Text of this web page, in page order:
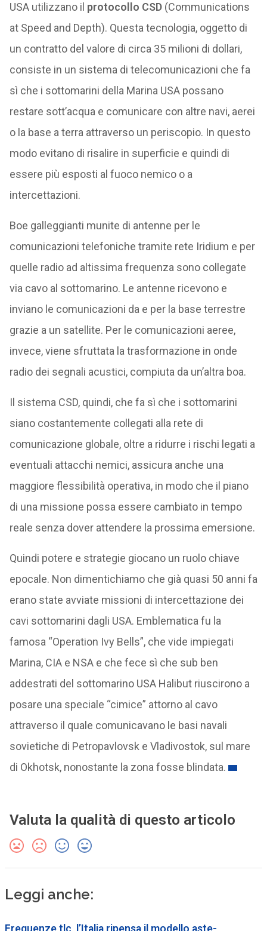
USA utilizzano il protocollo CSD(Communications
at Speed and Depth). Questa tecnologia, oggetto di
un contratto del valore di circa 35 milioni di dollari,
consiste in un sistema di telecomunicazioni che fa
sì che i sottomarini della Marina USA possano
restare sott’acqua e comunicare con altre navi, aerei
o la base a terra attraverso un periscopio. In questo
modo evitano di risalire in superficie e quindi di
essere più esposti al fuoco nemico o a
intercettazioni.
Boe galleggianti munite di antenne per le
comunicazioni telefoniche tramite rete Iridium e per
quelle radio ad altissima frequenza sono collegate
via cavo al sottomarino. Le antenne ricevono e
inviano le comunicazioni da e per la base terrestre
grazie a un satellite. Per le comunicazioni aeree,
invece, viene sfruttata la trasformazione in onde
radio dei segnali acustici, compiuta da un’altra boa.
Il sistema CSD, quindi, che fa sì che i sottomarini
siano costantemente collegati alla rete di
comunicazione globale, oltre a ridurre i rischi legati a
eventuali attacchi nemici, assicura anche una
maggiore flessibilità operativa, in modo che il piano
di una missione possa essere cambiato in tempo
reale senza dover attendere la prossima emersione.
Quindi potere e strategie giocano un ruolo chiave
epocale. Non dimentichiamo che già quasi 50 anni fa
erano state avviate missioni di intercettazione dei
cavi sottomarini dagli USA. Emblematica fu la
famosa “Operation Ivy Bells”, che vide impiegati
Marina, CIA e NSA e che fece sì che sub ben
addestrati del sottomarino USA Halibut riuscirono a
posare una speciale “cimice” attorno al cavo
attraverso il quale comunicavano le basi navali
sovietiche di Petropavlovsk e Vladivostok, sul mare
di Okhotsk, nonostante la zona fosse blindata.
Valuta la qualità di questo articolo
Leggi anche:
Frequenze tlc, l’Italia ripensa il modello aste-